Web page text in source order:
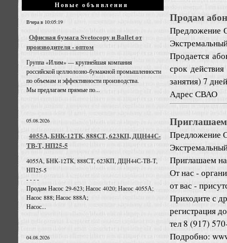
Новые объявления
Вчера в 10:05:19
Офисная бумага Svetocopy и Ballet от
производителя - оптом
Группа «Илим» — крупнейшая компания
российской целлюлозно-бумажной промышленности
по объемам и эффективности производства.
Мы предлагаем прямые по...
05.08.2026
4055А, БНК-12ТК, 888СТ, 623КП, ДЦН44С-
ТВ-Т, НП25-5
4055А, БНК-12ТК, 888СТ, 623КП, ДЦН44С-ТВ-Т,
НП25-5
- - - -
Продам Насос 29-623; Насос 4020; Насос 4055А;
Насос 888; Насос 888А;
Насос...
04.08.2026
Продам
Предложение
Продается
срок
занятия) 7
Адрес СВАО
Предложение
Приглашаем
От нас -
от вас -
Приходите с
регистрация
тел 8 (917)
Подробно: